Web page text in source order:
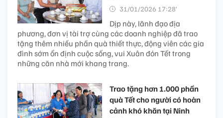
31/01/2026 17:28’
Dịp này, lãnh đạo địa
phương, đơn vị tài trợ cùng các doanh nghiệp đã trao
tặng thêm nhiều phần quà thiết thực, động viên các gia
đình sớm ổn định cuộc sống, vui Xuân đón Tết trong
những căn nhà mới khang trang.
Trao tặng hơn 1.000 phần
quà Tết cho người có hoàn
cảnh khó khăn tại Ninh